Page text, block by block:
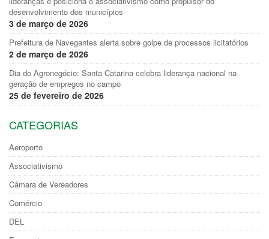
desenvolvimento dos municípios
3 de março de 2026
Prefeitura de Navegantes alerta sobre golpe de processos licitatórios
2 de março de 2026
Dia do Agronegócio: Santa Catarina celebra liderança nacional na
geração de empregos no campo
25 de fevereiro de 2026
CATEGORIAS
Aeroporto
Associativismo
Câmara de Vereadores
Comércio
DEL